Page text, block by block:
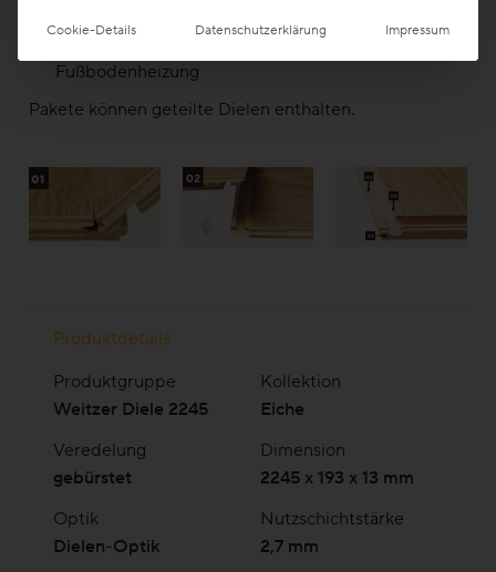
bei Verklebung beste Eignung für
Fußbodenheizung
Pakete können geteilte Dielen enthalten.
Produktdetails
Produktgruppe
Weitzer Diele 2245
Kollektion
Eiche
Veredelung
gebürstet
Dimension
2245 x 193 x 13 mm
Optik
Dielen-Optik
Nutzschichtstärke
2,7 mm
Cookie-Details Datenschutzerklärung Impressum